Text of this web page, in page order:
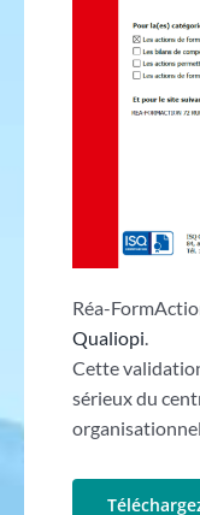
Réa-
Qualiopi
Cette
sérieux du